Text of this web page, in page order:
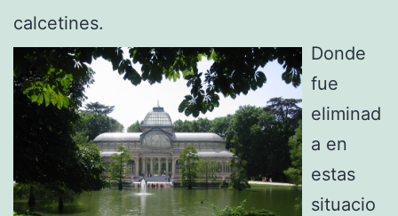
calcetines.
Donde
fue
eliminad
a en
estas
situacio